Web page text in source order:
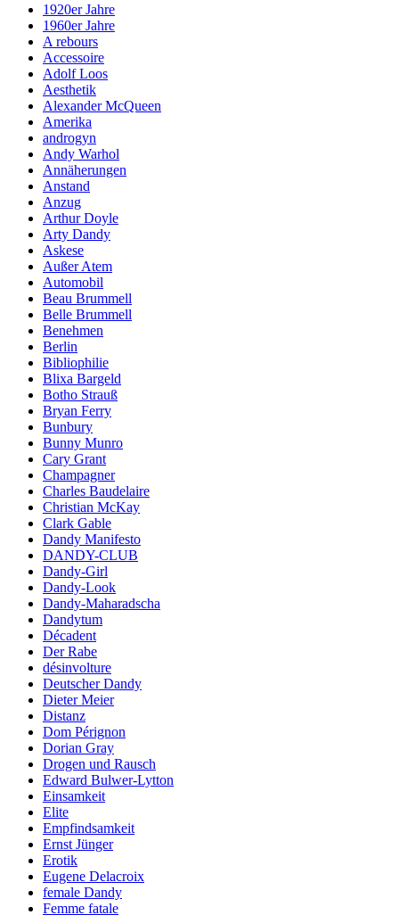
1920er Jahre
1960er Jahre
A rebours
Accessoire
Adolf Loos
Aesthetik
Alexander McQueen
Amerika
androgyn
Andy Warhol
Annäherungen
Anstand
Anzug
Arthur Doyle
Arty Dandy
Askese
Außer Atem
Automobil
Beau Brummell
Belle Brummell
Benehmen
Berlin
Bibliophilie
Blixa Bargeld
Botho Strauß
Bryan Ferry
Bunbury
Bunny Munro
Cary Grant
Champagner
Charles Baudelaire
Christian McKay
Clark Gable
Dandy Manifesto
DANDY-CLUB
Dandy-Girl
Dandy-Look
Dandy-Maharadscha
Dandytum
Décadent
Der Rabe
désinvolture
Deutscher Dandy
Dieter Meier
Distanz
Dom Pérignon
Dorian Gray
Drogen und Rausch
Edward Bulwer-Lytton
Einsamkeit
Elite
Empfindsamkeit
Ernst Jünger
Erotik
Eugene Delacroix
female Dandy
Femme fatale